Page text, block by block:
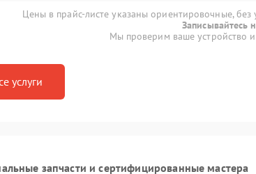
Цены в прайс-листе указаны ориентировочные, без
Записывайтесь
Мы проверим ваше устройство
услуги
запчасти и сертифицированные мастера